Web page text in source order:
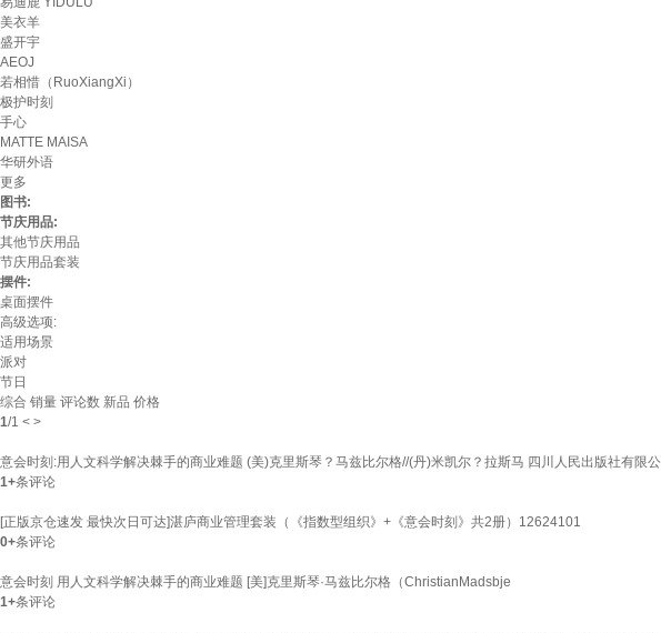
美衣羊
盛开宇
AEOJ
若相惜（RuoXiangXi）
极护时刻
手心
MATTE MAISA
华研外语
更多
图书:
节庆用品:
其他节庆用品
节庆用品套装
摆件:
桌面摆件
高级选项:
适用场景
派对
节日
综合 销量 评论数 新品 价格
1/1 < >
意会时刻:用人文科学解决棘手的商业难题 (美)克里斯琴？马兹比尔格//(丹)米凯尔？拉斯马 四川人民出版社有限
1+条评论
[正版京仓速发 最快次日可达]湛庐商业管理套装（《指数型组织》+《意会时刻》共2册）12624101
0+条评论
意会时刻 用人文科学解决棘手的商业难题 [美]克里斯琴·马兹比尔格（ChristianMadsbje
1+条评论